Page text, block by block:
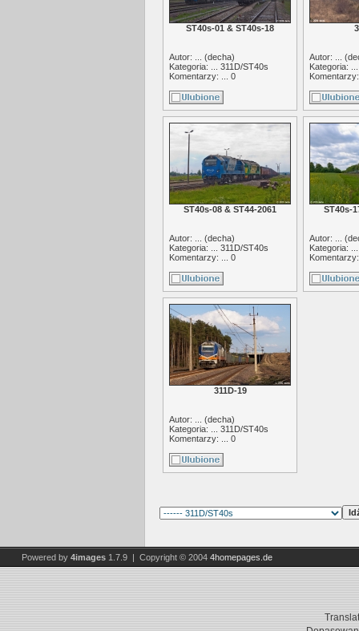
ST40s-01 & ST40s-18
Autor: ... (decha)
Kategoria: ... 311D/ST40s
Komentarzy: ... 0
Autor: ... (
Kategoria:
ST40s-08 & ST44-2061
Autor: ... (decha)
Kategoria: ... 311D/ST40s
Komentarzy: ... 0
ST40s-
Autor: ... (
Kategoria:
311D-19
Autor: ... (decha)
Kategoria: ... 311D/ST40s
Komentarzy: ... 0
Powered by 4images 1.7.9 | Copyright © 2004 4homepages.de